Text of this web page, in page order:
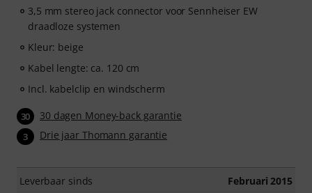
3,5 mm stereo jack connector voor Sennheiser EW
draadloze systemen
Kleur: beige
Kabel lengte: ca. 120 cm
Incl. kabelclip en windscherm
30 30 dagen Money-back garantie
3 Drie jaar Thomann garantie
Leverbaar sinds Februari 2015